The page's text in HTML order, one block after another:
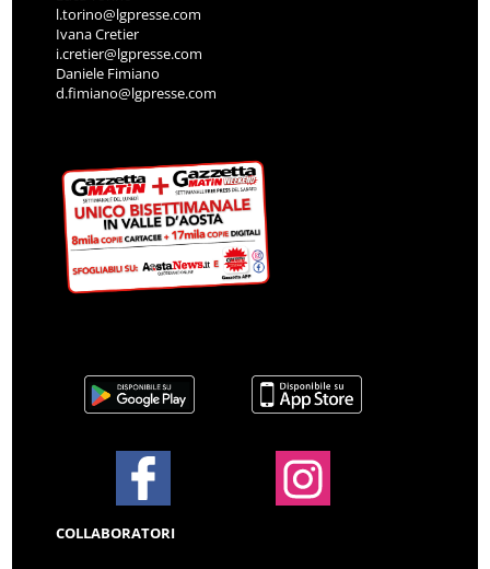
l.torino@lgpresse.com
Ivana Cretier
i.cretier@lgpresse.com
Daniele Fimiano
d.fimiano@lgpresse.com
COLLABORATORI